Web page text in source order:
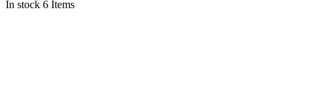
In stock 6 Items